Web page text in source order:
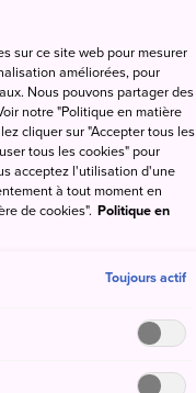
sur ce site web pour mesurer
améliorées, pour
Nous pouvons partager des
notre "Politique en matière
cliquer sur "Accepter tous les
tous les cookies" pour
acceptez l'utilisation d'une
à tout moment en
de cookies". Politique en
Toujours actif